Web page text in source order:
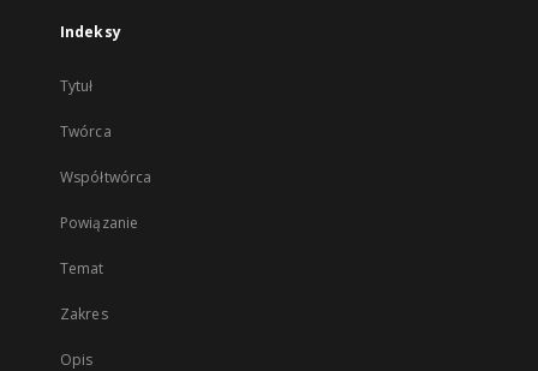
Indeksy
Tytuł
Twórca
Współtwórca
Powiązanie
Temat
Zakres
Opis